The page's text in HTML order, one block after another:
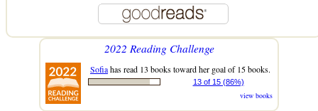
2022 Reading Challenge
Sofiahas read 13 books toward her goal of 15 books.
13 of 15 (86%)
view books